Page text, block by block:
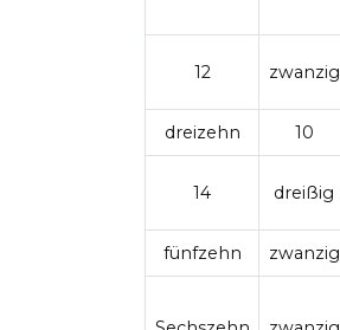
12 zwanzig
dreizehn 10
14 dreißig
fünfzehn zwanzig